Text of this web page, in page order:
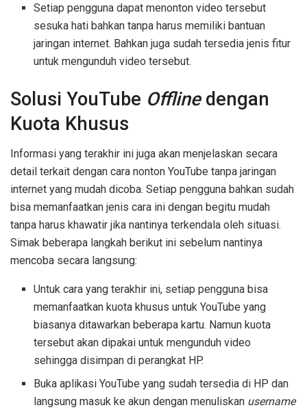
Setiap pengguna dapat menonton video tersebut
sesuka hati bahkan tanpa harus memiliki bantuan
jaringan internet. Bahkan juga sudah tersedia jenis fitur
untuk mengunduh video tersebut.
Solusi YouTube Offline dengan
Kuota Khusus
Informasi yang terakhir ini juga akan menjelaskan secara
detail terkait dengan cara nonton YouTube tanpa jaringan
internet yang mudah dicoba. Setiap pengguna bahkan sudah
bisa memanfaatkan jenis cara ini dengan begitu mudah
tanpa harus khawatir jika nantinya terkendala oleh situasi.
Simak beberapa langkah berikut ini sebelum nantinya
mencoba secara langsung:
Untuk cara yang terakhir ini, setiap pengguna bisa
memanfaatkan kuota khusus untuk YouTube yang
biasanya ditawarkan beberapa kartu. Namun kuota
tersebut akan dipakai untuk mengunduh video
sehingga disimpan di perangkat HP.
Buka aplikasi YouTube yang sudah tersedia di HP dan
langsung masuk ke akun dengan menuliskan username